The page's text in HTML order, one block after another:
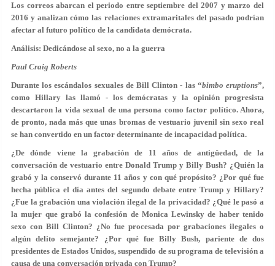
Los correos abarcan el periodo entre septiembre del 2007 y marzo del
2016 y analizan cómo las relaciones extramaritales del pasado podrían
afectar al futuro político de la candidata demócrata.
Análisis: Dedicándose al sexo, no a la guerra
Paul Craig Roberts
Durante los escándalos sexuales de Bill Clinton - las “bimbo eruptions”,
como Hillary las llamó - los demócratas y la opinión progresista
descartaron la vida sexual de una persona como factor político. Ahora,
de pronto, nada más que unas bromas de vestuario juvenil sin sexo real
se han convertido en un factor determinante de incapacidad política.
¿De dónde viene la grabación de 11 años de antigüedad, de la
conversación de vestuario entre Donald Trump y Billy Bush? ¿Quién la
grabó y la conservó durante 11 años y con qué propósito? ¿Por qué fue
hecha pública el día antes del segundo debate entre Trump y Hillary?
¿Fue la grabación una violación ilegal de la privacidad? ¿Qué le pasó a
la mujer que grabó la confesión de Monica Lewinsky de haber tenido
sexo con Bill Clinton? ¿No fue procesada por grabaciones ilegales o
algún delito semejante? ¿Por qué fue Billy Bush, pariente de dos
presidentes de Estados Unidos, suspendido de su programa de televisión a
causa de una conversación privada con Trump?